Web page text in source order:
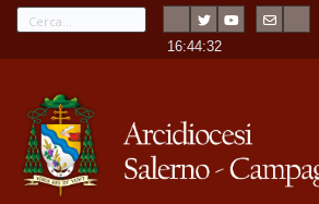
16:44:32